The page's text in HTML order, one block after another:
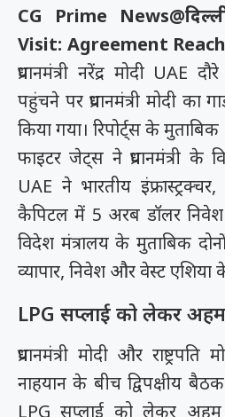
CG Prime
Visit: Agreement
प्रधानमंत्री नरेंद्र मोदी UAE
पहुंचने पर प्रधानमंत्री मोदी
किया गया। रिपोर्ट्स के
फाइटर जेट्स ने प्रधानमंत्री के
UAE ने भारतीय
कैपिटल में 5 अरब डॉलर निवेश
विदेश मंत्रालय के मुताबिक
व्यापार, निवेश और वेस्ट एशिया
LPG सप्लाई को लेकर
प्रधानमंत्री मोदी और
नाहयान के बीच द्विपक्षीय
LPG सप्लाई को लेकर